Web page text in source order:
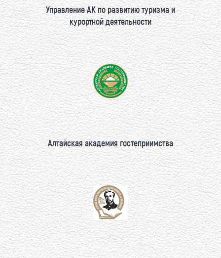
Управление АК по развитию туризма и
курортной деятельности
Алтайская академия гостеприимства